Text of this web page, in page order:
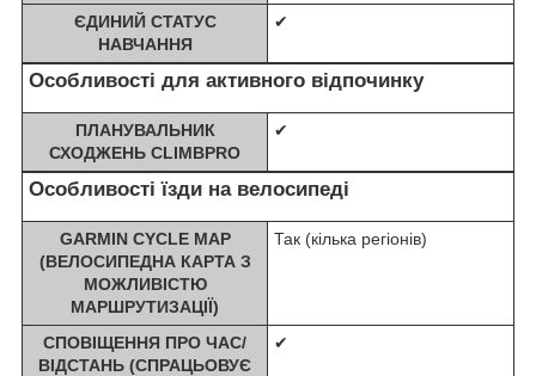
ЄДИНИЙ СТАТУС
НАВЧАННЯ
✔
Особливості для активного відпочинку
ПЛАНУВАЛЬНИК
СХОДЖЕНЬ CLIMBPRO
✔
Особливості їзди на велосипеді
GARMIN CYCLE MAP
(ВЕЛОСИПЕДНА КАРТА З
МОЖЛИВІСТЮ
МАРШРУТИЗАЦІЇ)
Так (кілька регіонів)
СПОВІЩЕННЯ ПРО ЧАС/
ВІДСТАНЬ (СПРАЦЬОВУЄ
✔